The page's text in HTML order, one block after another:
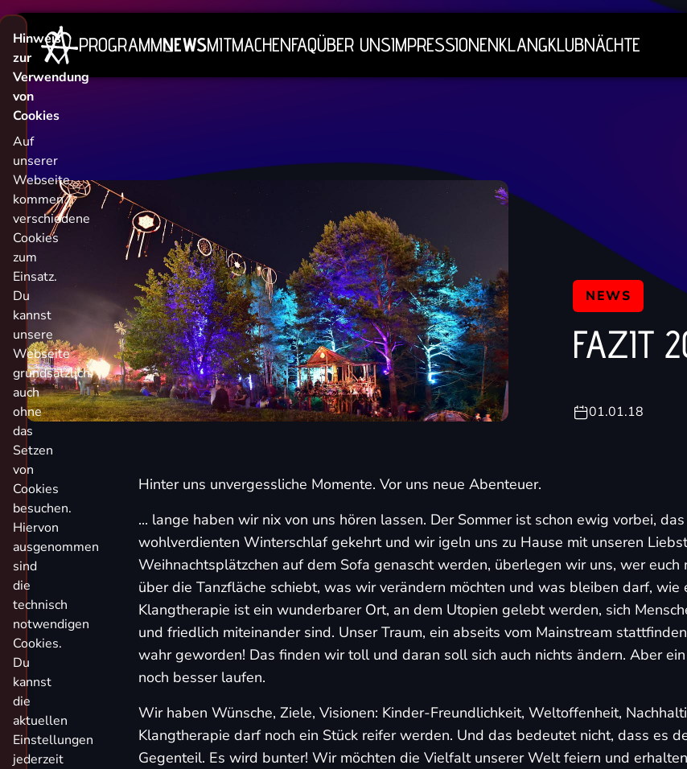
PROGRAMMNEWSMITMACHENFAQÜBER UNSIMPRESSIONENKLANGKLUBNÄCHTE
NEWS
FAZIT
01.01.18
Hinter uns unvergessliche Momente. Vor uns neue Abenteuer.
... lange haben wir nix von uns hören lassen. Der Sommer ist schon ewig vorbei,
wohlverdienten Winterschlaf gekehrt und wir igeln uns zu Hause mit unseren
Weihnachtsplätzchen auf dem Sofa genascht werden, überlegen wir uns, wer euch
über die Tanzfläche schiebt, was wir verändern möchten und was bleiben darf,
Klangtherapie ist ein wunderbarer Ort, an dem Utopien gelebt werden, sich
und friedlich miteinander sind. Unser Traum, ein abseits vom Mainstream
wahr geworden! Das finden wir toll und daran soll sich auch nichts ändern. Aber
noch besser laufen.
Wir haben Wünsche, Ziele, Visionen: Kinder-Freundlichkeit, Weltoffenheit,
Klangtherapie darf noch ein Stück reifer werden. Und das bedeutet nicht, dass es
Gegenteil. Es wird bunter! Wir möchten die Vielfalt unserer Welt feiern und
Hinweis
zur
Verwendung
von
Cookies
Auf
unserer
Webseite
kommen
verschiedene
Cookies
zum
Einsatz.
Du
kannst
unsere
Webseite
grundsätzlich
auch
ohne
das
Setzen
von
Cookies
besuchen.
Hiervon
ausgenommen
sind
die
technisch
notwendigen
Cookies.
Du
kannst
die
aktuellen
Einstellungen
jederzeit